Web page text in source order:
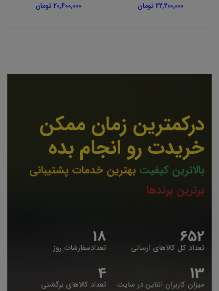
22,200,000 تومان 20,400,000 تومان
درکمترین زمان ممکن
خریدت رو انجام بده
بالاترین کیفیت بهترین خدمات پشتیبانی
برترین برندها
653
تعداد کل کالاهای ارسالی 19
تعدادسفارشات روز
14
میزان کاربران انلاین در سایت 5
تعداد کالاهای برگشتی